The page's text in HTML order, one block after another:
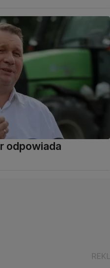
odpowiada